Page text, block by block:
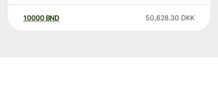
10000 BND 50,628.30 DKK